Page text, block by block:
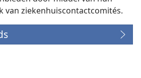
van ziekenhuiscontactcomités.